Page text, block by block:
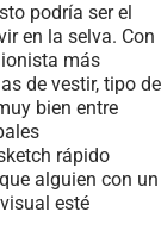
podría ser el
en la selva. Con
más
de vestir, tipo de
bien entre
rápido
alguien con un
esté